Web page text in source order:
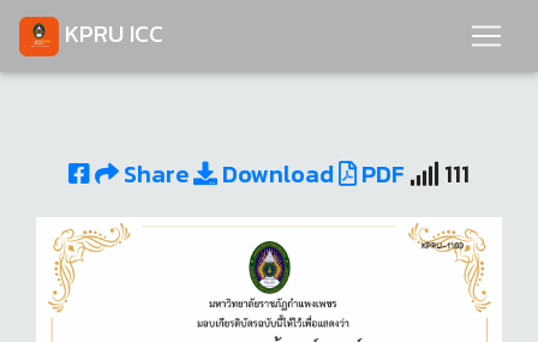
KPRU ICC
Share Download PDF 111